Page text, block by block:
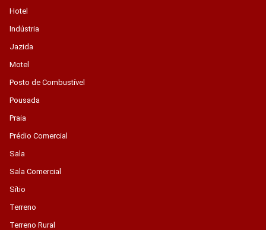
Hotel
Indústria
Jazida
Motel
Posto de Combustível
Pousada
Praia
Prédio Comercial
Sala
Sala Comercial
Sítio
Terreno
Terreno Rural